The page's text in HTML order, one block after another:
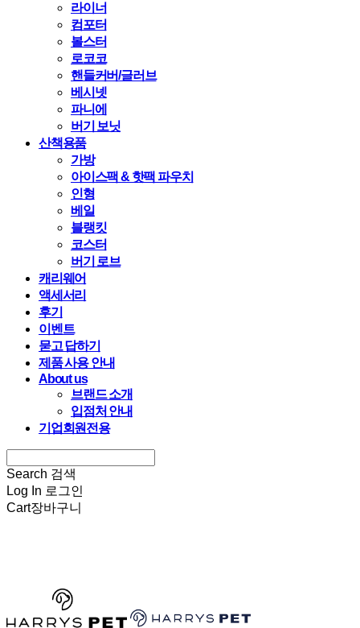
라이너
컴포터
볼스터
로코코
핸들커버/글러브
베시넷
파니에
버기 보닛
산책용품
가방
아이스팩 & 핫팩 파우치
인형
베일
블랭킷
코스터
버기 로브
캐리웨어
액세서리
후기
이벤트
묻고 답하기
제품 사용 안내
About us
브랜드 소개
입점처 안내
기업회원전용
Search 검색
Log In 로그인
Cart장바구니